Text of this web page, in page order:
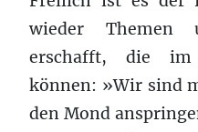
wieder Themen
erschafft, die im
können: »Wir sind
den Mond